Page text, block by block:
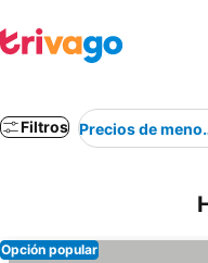
Filtros Precios de
Opción popular